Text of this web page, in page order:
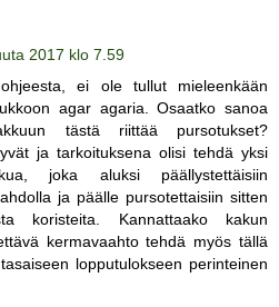
2017 klo 7.59
ei ole tullut mieleenkään
agar agaria. Osaatko sanoa
tästä riittää pursotukset?
ja tarkoituksena olisi tehdä yksi
joka aluksi päällystettäisiin
ja päälle pursotettaisiin sitten
koristeita. Kannattaako kakun
kermavaahto tehdä myös tällä
lopputulokseen perinteinen